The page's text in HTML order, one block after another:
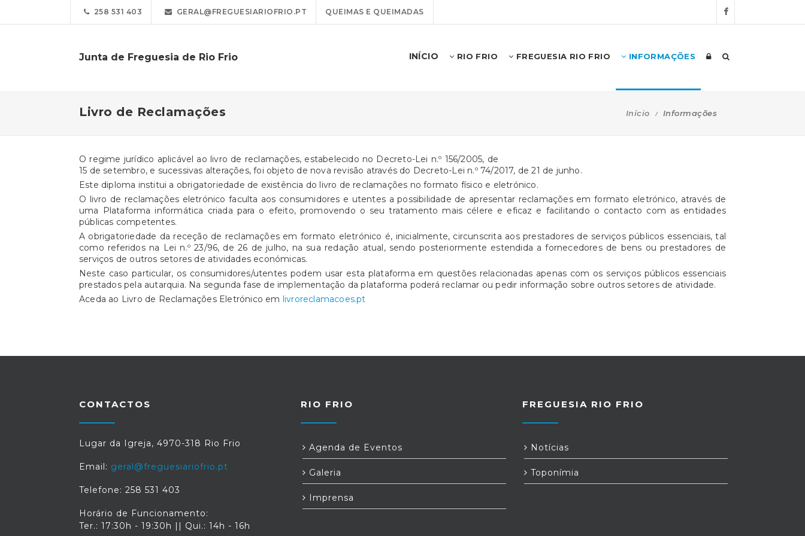
258 531 403 GERAL@FREGUESIARIOFRIO.PT QUEIMAS E QUEIMADAS
Junta de Freguesia de Rio Frio INÍCIO RIO FRIO FREGUESIA RIO FRIO INFORMAÇÕES
Livro de Reclamações Início Informações
O regime jurídico aplicável ao livro de reclamações, estabelecido no Decreto-Lei n.º 156/2005, de
15 de setembro, e sucessivas alterações, foi objeto de nova revisão através do Decreto-Lei n.º 74/2017, de 21 de junho.
Este diploma institui a obrigatoriedade de existência do livro de reclamações no formato físico e eletrónico.
O livro de reclamações eletrónico faculta aos consumidores e utentes a possibilidade de apresentar reclamações em formato eletrónico, através de
uma Plataforma informática criada para o efeito, promovendo o seu tratamento mais célere e eficaz e facilitando o contacto com as entidades
públicas competentes.
A obrigatoriedade da receção de reclamações em formato eletrónico é, inicialmente, circunscrita aos prestadores de serviços públicos essenciais, tal
como referidos na Lei n.º 23/96, de 26 de julho, na sua redação atual, sendo posteriormente estendida a fornecedores de bens ou prestadores de
serviços de outros setores de atividades económicas.
Neste caso particular, os consumidores/utentes podem usar esta plataforma em questões relacionadas apenas com os serviços públicos essenciais
prestados pela autarquia. Na segunda fase de implementação da plataforma poderá reclamar ou pedir informação sobre outros setores de atividade.
Aceda ao Livro de Reclamações Eletrónico em livroreclamacoes.pt
CONTACTOS
Lugar da Igreja, 4970-318 Rio Frio
Email: geral@freguesiariofrio.pt
Telefone: 258 531 403
Horário de Funcionamento:
Ter.: 17:30h - 19:30h || Qui.: 14h - 16h
RIO FRIO
Agenda de Eventos
Galeria
Imprensa
FREGUESIA RIO FRIO
Notícias
Toponímia